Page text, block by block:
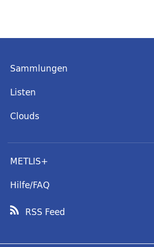
Sammlungen
Listen
Clouds
METLIS+
Hilfe/FAQ
RSS Feed